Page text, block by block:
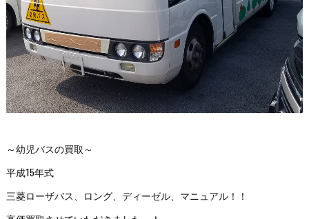
～幼児バスの買取～
平成15年式
三菱ローザバス、ロング、ディーゼル、マニュアル！！